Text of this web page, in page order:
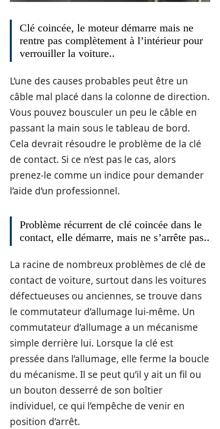
Clé coincée, le moteur démarre mais ne
rentre pas complètement à l’intérieur pour
verrouiller la voiture..
L’une des causes probables peut être un
câble mal placé dans la colonne de direction.
Vous pouvez bousculer un peu le câble en
passant la main sous le tableau de bord.
Cela devrait résoudre le problème de la clé
de contact. Si ce n’est pas le cas, alors
prenez-le comme un indice pour demander
l’aide d’un professionnel.
Problème récurrent de clé coincée dans le
contact, elle démarre, mais ne s’arrête pas..
La racine de nombreux problèmes de clé de
contact de voiture, surtout dans les voitures
défectueuses ou anciennes, se trouve dans
le commutateur d’allumage lui-même. Un
commutateur d’allumage a un mécanisme
simple derrière lui. Lorsque la clé est
pressée dans l’allumage, elle ferme la boucle
du mécanisme. Il se peut qu’il y ait un fil ou
un bouton desserré de son boîtier
individuel, ce qui l’empêche de venir en
position d’arrêt.